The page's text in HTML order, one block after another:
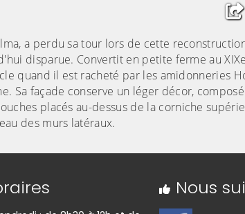
a perdu sa tour lors de cette
disparue. Convertit en petite ferme au
quand il est racheté par les amidonneries
Sa façade conserve un léger décor,
placés au-dessus de la corniche
des murs latéraux.
Nous